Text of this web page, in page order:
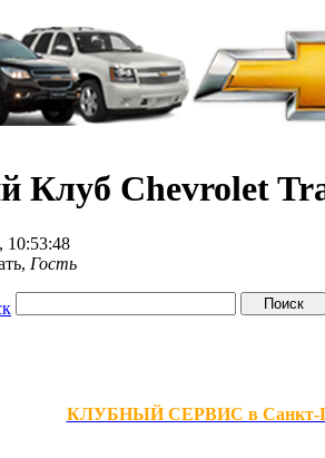
Клуб Chevrolet
10:53:48
Гость
КЛУБНЫЙ СЕРВИС в Санкт-